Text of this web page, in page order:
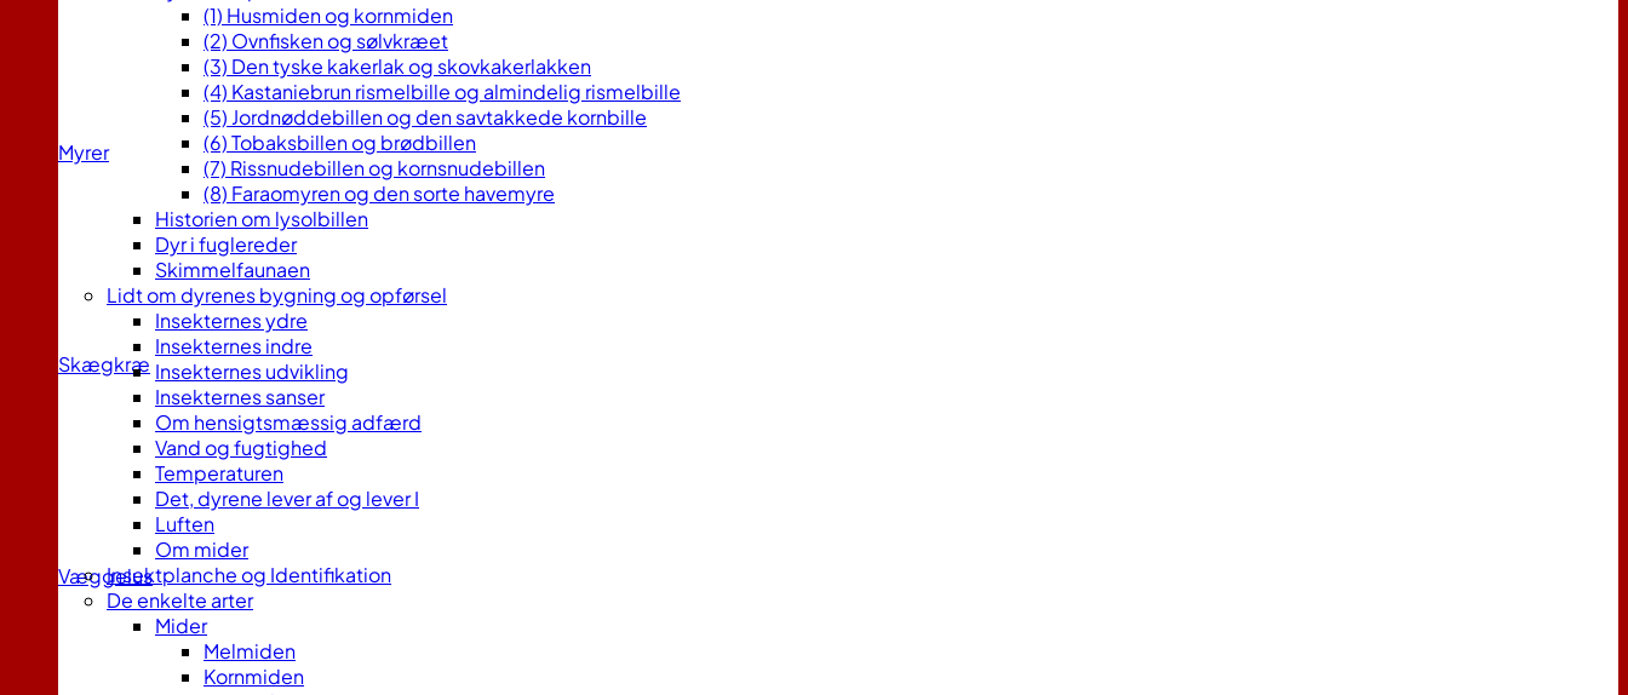
Myrer
Skægkræ
Væggelus
(1) Husmiden og kornmiden
(2) Ovnfisken og sølvkræet
(3) Den tyske kakerlak og skovkakerlakken
(4) Kastaniebrun rismelbille og almindelig rismelbille
(5) Jordnøddebillen og den savtakkede kornbille
(6) Tobaksbillen og brødbillen
(7) Rissnudebillen og kornsnudebillen
(8) Faraomyren og den sorte havemyre
Historien om lysolbillen
Dyr i fuglereder
Skimmelfaunaen
Lidt om dyrenes bygning og opførsel
Insekternes ydre
Insekternes indre
Insekternes udvikling
Insekternes sanser
Om hensigtsmæssig adfærd
Vand og fugtighed
Temperaturen
Det, dyrene lever af og lever I
Luften
Om mider
Insektplanche og Identifikation
De enkelte arter
Mider
Melmiden
Kornmiden